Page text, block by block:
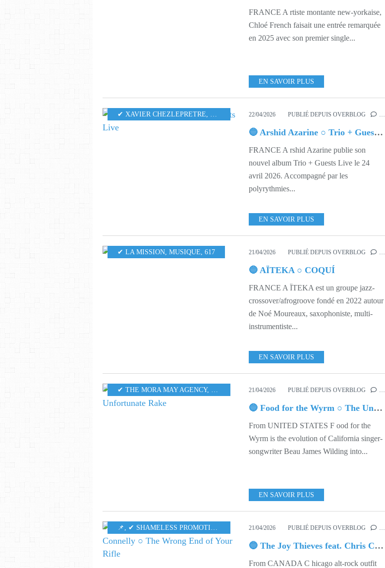
FRANCE A rtiste montante new-yorkaise,
Chloé French faisait une entrée remarquée
en 2025 avec son premier single...
EN SAVOIR PLUS
✔ XAVIER CHEZLEPRETRE, MUSIQUE 617
22/04/2026 PUBLIÉ DEPUIS OVERBLOG …
🔵 Arshid Azarine ○ Trio + Guests Live
FRANCE A rshid Azarine publie son
nouvel album Trio + Guests Live le 24
avril 2026. Accompagné par les
polyrythmies...
EN SAVOIR PLUS
✔ LA MISSION, MUSIQUE, 617 21/04/2026 PUBLIÉ DEPUIS OVERBLOG …
🔵 AÏTEKA ○ COQUÍ
FRANCE A ÏTEKA est un groupe jazz-
crossover/afrogroove fondé en 2022 autour
de Noé Moureaux, saxophoniste, multi-
instrumentiste...
EN SAVOIR PLUS
✔ THE MORA MAY AGENCY, MUSIC 21/04/2026 PUBLIÉ DEPUIS OVERBLOG …
🔵 Food for the Wyrm ○ The Unfortunate Rake
From UNITED STATES F ood for the
Wyrm is the evolution of California singer-
songwriter Beau James Wilding into...
EN SAVOIR PLUS
​​​​​​​📌 , ✔ SHAMELESS PROMOTION PR MUSIC,617,623
21/04/2026 PUBLIÉ DEPUIS OVERBLOG …
🔵 The Joy Thieves feat. Chris Connelly ○ The Wrong End of Your Rifle
From CANADA C hicago alt-rock outfit